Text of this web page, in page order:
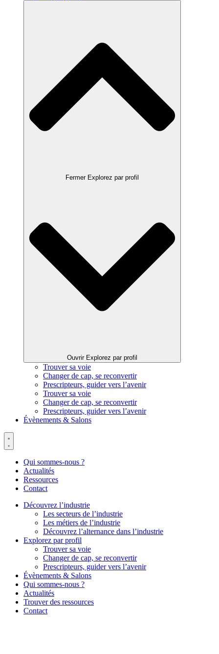
Fermer Explorez par profil
Ouvrir Explorez par profil
Trouver sa voie
Changer de cap, se reconvertir
Prescripteurs, guider vers l’avenir
Trouver sa voie
Changer de cap, se reconvertir
Prescripteurs, guider vers l’avenir
Évènements & Salons
Qui sommes-nous ?
Actualités
Ressources
Contact
Découvrez l’industrie
Les secteurs de l’industrie
Les métiers de l’industrie
Découvrez l’alternance dans l’industrie
Explorez par profil
Trouver sa voie
Changer de cap, se reconvertir
Prescripteurs, guider vers l’avenir
Évènements & Salons
Qui sommes-nous ?
Actualités
Trouver des ressources
Contact